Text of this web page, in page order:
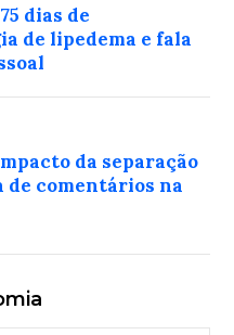
dias de
de lipedema e fala
da separação
de comentários na